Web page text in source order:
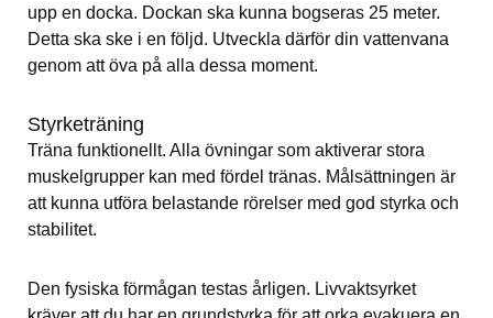
upp en docka. Dockan ska kunna bogseras 25 meter.
Detta ska ske i en följd. Utveckla därför din vattenvana
genom att öva på alla dessa moment.
Styrketräning
Träna funktionellt. Alla övningar som aktiverar stora
muskelgrupper kan med fördel tränas. Målsättningen är
att kunna utföra belastande rörelser med god styrka och
stabilitet.
Den fysiska förmågan testas årligen. Livvaktsyrket